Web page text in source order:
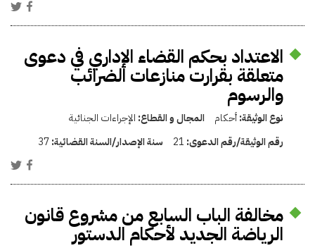
الاعتداد بحكم القضاء الإداري في دعوى
متعلقة بقرارت منازعات الضرائب
والرسوم
نوع الوثيقة:أحكام المجال و القطاع: الإجراءات الجنائية
رقم الوثيقة/رقم الدعوى: 21 سنة الإصدار/السنة القضائية:37
مخالفة الباب السابع من مشروع قانون
الرياضة الجديد لأحكام الدستور